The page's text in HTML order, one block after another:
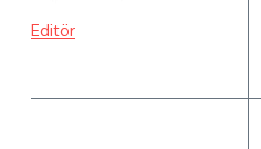
Editör